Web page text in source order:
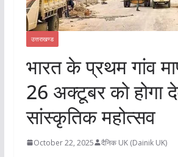
उत्तराखण्ड
भारत के प्रथम गांव
26 अक्टूबर को होगा
सांस्कृतिक महोत्सव
October 22, 2025 दैनिक UK (Dainik UK)